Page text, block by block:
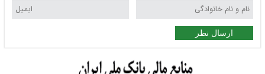
ارسال نظر